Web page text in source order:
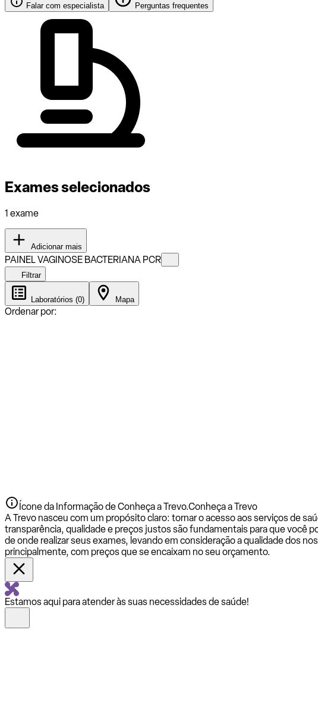
Falar com especialista Perguntas frequentes
Exames selecionados
1 exame
Adicionar mais
PAINEL VAGINOSE BACTERIANA PCR
Filtrar
Laboratórios (0) Mapa
Ordenar por:
Ícone da Informação de Conheça a Trevo.Conheça a Trevo
A Trevo nasceu com um propósito claro: tornar o acesso aos serviços de
transparência, qualidade e preços justos são fundamentais para que você
de onde realizar seus exames, levando em consideração a qualidade dos
principalmente, com preços que se encaixam no seu orçamento.
Estamos aqui para atender às suas necessidades de saúde!